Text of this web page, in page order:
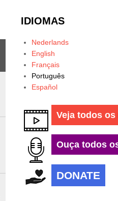
IDIOMAS
Nederlands
English
Français
Português
Español
Veja todos
Ouça todos
DONATE